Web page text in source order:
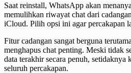
Saat reinstall, WhatsApp akan
memulihkan riwayat chat dari
iCloud. Pilih opsi ini agar percakapan
Fitur cadangan sangat berguna
menghapus chat penting. Meski tidak
data terakhir secara penuh, setidaknya
seluruh percakapan.